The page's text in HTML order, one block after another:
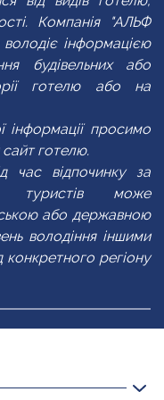
кухняприладдя
Компанія "АЛЬФ
інформацією
будівельних або
готелю або на
інформації просимо
готелю.
час відпочинку за
туристів може
або державною
володіння іншими
регіону